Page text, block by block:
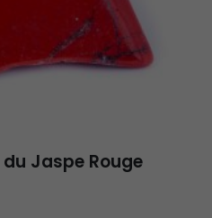
Jaspe Rouge